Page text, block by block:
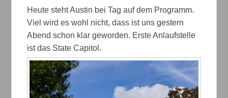
Heute steht Austin bei Tag auf dem Programm.
Viel wird es wohl nicht, dass ist uns gestern
Abend schon klar geworden. Erste Anlaufstelle
ist das State Capitol.